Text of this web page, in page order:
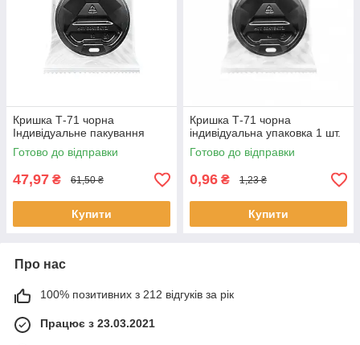
Кришка Т-71 чорна
Індивідуальне пакування
Готово до відправки
47,97 ₴ 61,50 ₴
Купити
Кришка Т-71 чорна
індивідуальна упаковка 1 шт.
Готово до відправки
0,96 ₴ 1,23 ₴
Купити
Про нас
100% позитивних з 212 відгуків за рік
Працює з 23.03.2021